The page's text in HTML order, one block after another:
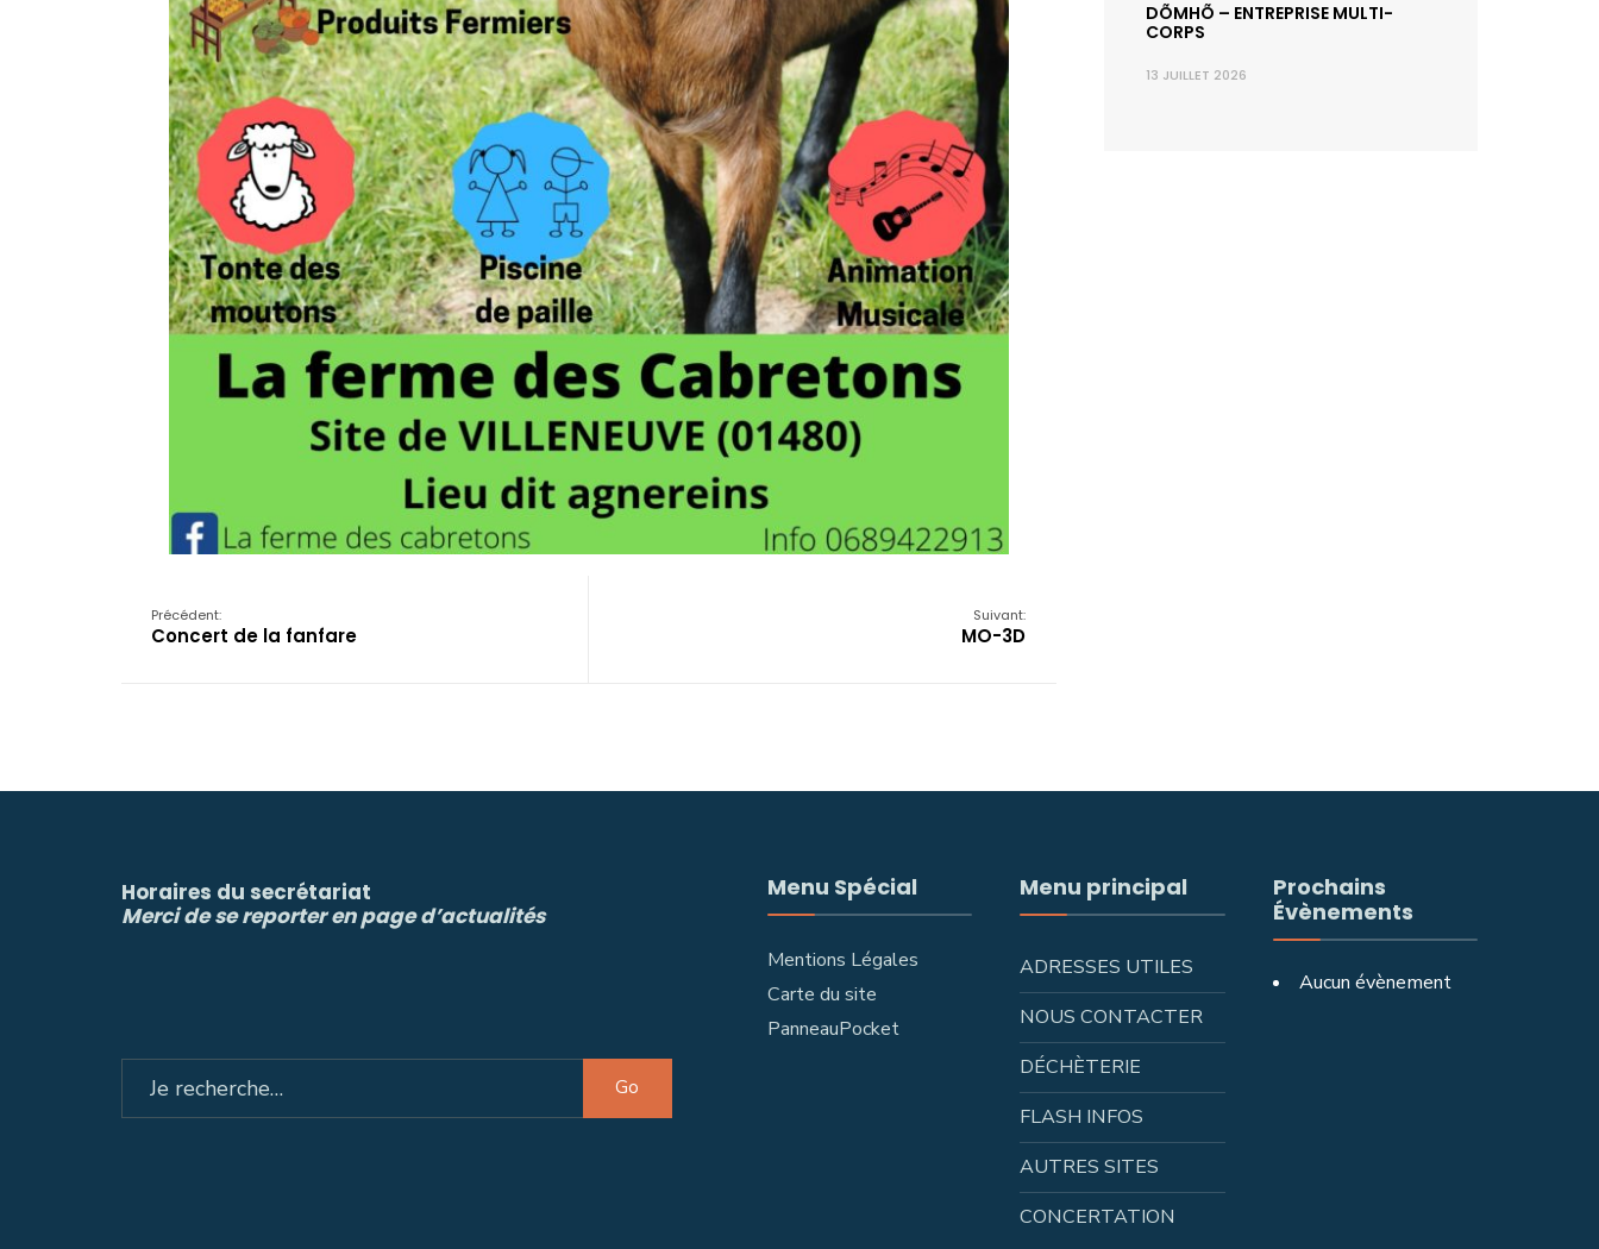
Précédent:
Concert de la fanfare
Suivant:
MO-3D
DÕMHÕ – ENTREPRISE MULTI-
CORPS
13 JUILLET 2026
Horaires du secrétariat
Merci de se reporter en page d’actualités
Go
Menu Spécial
Mentions Légales
Carte du site
PanneauPocket
Menu principal
ADRESSES UTILES
NOUS CONTACTER
DÉCHÈTERIE
FLASH INFOS
AUTRES SITES
CONCERTATION
Prochains
Évènements
Aucun évènement